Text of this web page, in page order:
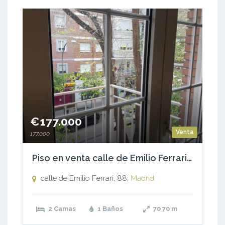
Venta
€177.000
177.000
Piso en venta calle de Emilio Ferrari, 88
calle de Emilio Ferrari, 88, Madrid
2 Camas 1 Baños 70 70 m